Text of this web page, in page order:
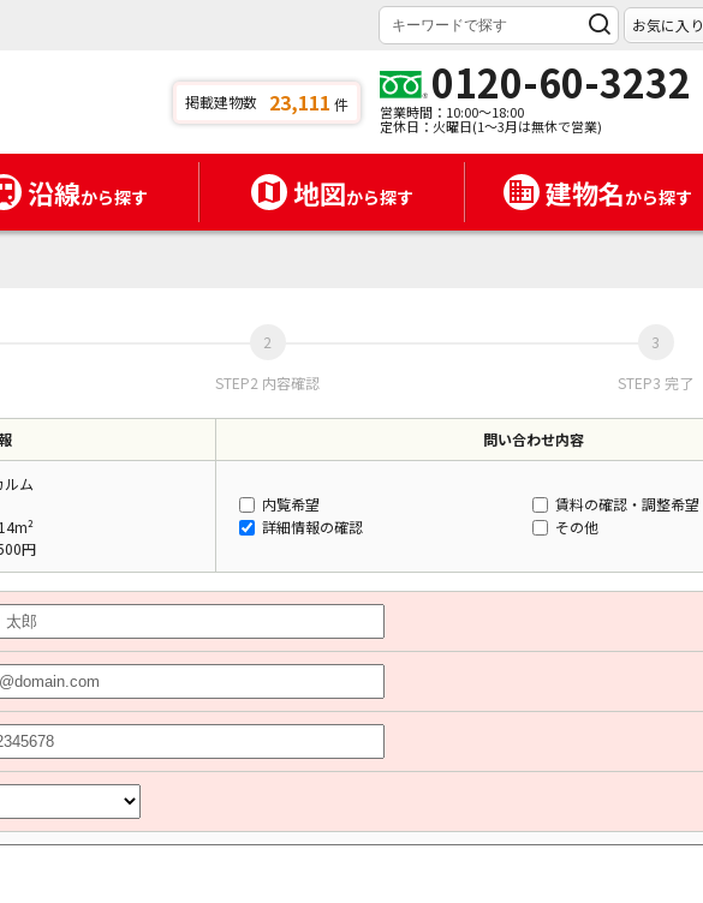
お気に入り
掲載建物数 23,111 件 0120-60-3232
営業時間：10:00～18:00
定休日：火曜日(1～3月は無休で営業)
沿線から探す 地図から探す 建物名から探す
STEP2 内容確認 STEP3 完了
問い合わせ内容
ルム
円
内覧希望
賃料の確認・調整希望
詳細情報の確認
その他